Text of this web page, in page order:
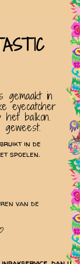
gemaakt in
eyecatcher
balkon.
in de
spoelen.
van de